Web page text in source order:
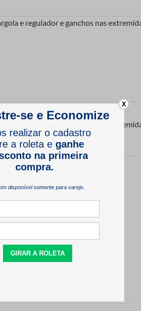
e regulador e ganchos nas
e regulador e ganchos nas
X